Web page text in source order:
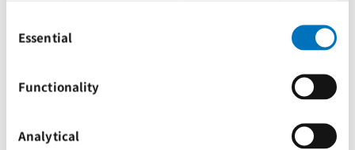
Click on the button(s) below to accept our privacy
Selection
Essential
Functionality
Analytical
高瑞泽先
首席执行官
行董事